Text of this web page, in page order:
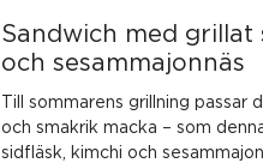
Sandwich med grillat
och sesammajonnäs
Till sommarens grillning passar
och smakrik macka – som
sidfläsk, kimchi och